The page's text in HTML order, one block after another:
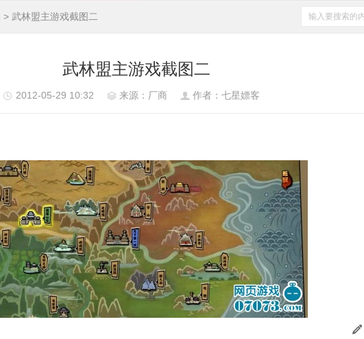
> 武林盟主游戏截图二
武林盟主游戏截图二
2012-05-29 10:32 来源：厂商 作者：七星嫖客